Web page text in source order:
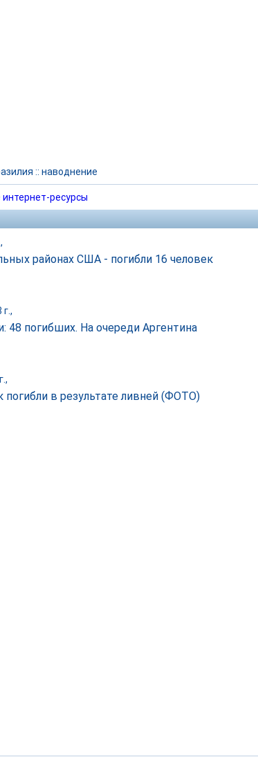
:: наводнение
ресурсы
районах США - погибли 16 человек
48 погибших. На очереди Аргентина
погибли в результате ливней (ФОТО)